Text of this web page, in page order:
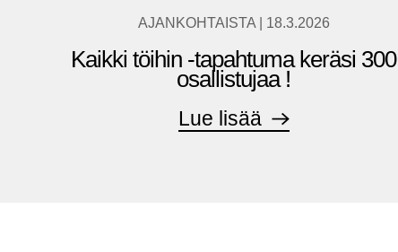
AJANKOHTAISTA 18.3.2026
Kaikki töihin -tapahtuma keräsi 300
osallistujaa !
Lue lisää